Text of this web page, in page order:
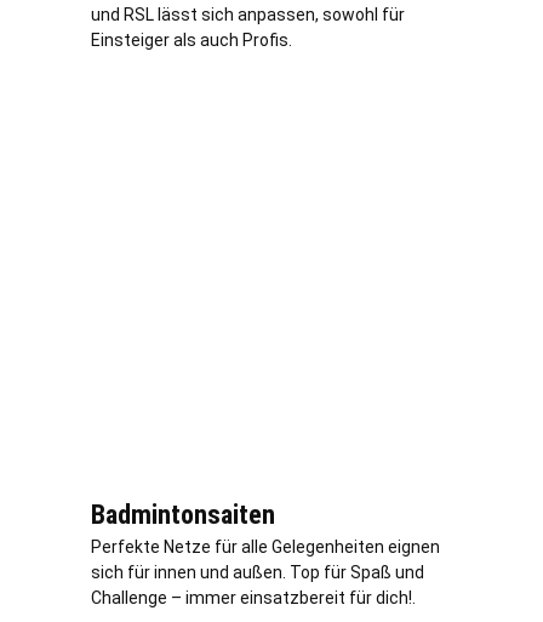
und RSL lässt sich anpassen, sowohl für
Einsteiger als auch Profis.
Badmintonsaiten
Perfekte Netze für alle Gelegenheiten eignen
sich für innen und außen. Top für Spaß und
Challenge – immer einsatzbereit für dich!.